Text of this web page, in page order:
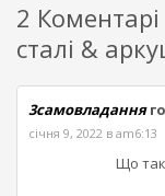
2
сталі &
3самовладання
січня 9, 2022 в am6:13
Що